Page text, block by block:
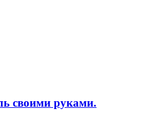
своими руками.